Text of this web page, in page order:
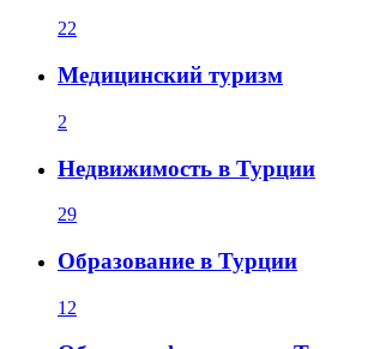
22
Медицинский туризм
2
Недвижимость в Турции
29
Образование в Турции
12